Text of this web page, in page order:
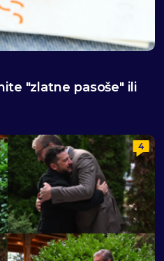
"zlatne pasoše" ili
4